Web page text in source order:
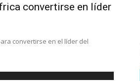
convertirse en líder
convertirse en el líder del